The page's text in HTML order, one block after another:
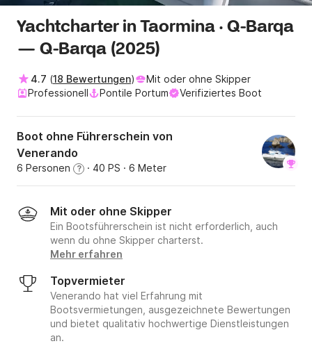
Yachtcharter in Taormina · Q-Barqa
— Q-Barqa (2025)
4.7 (18 Bewertungen)
Mit oder ohne Skipper
Professionell
Pontile Portum Verifiziertes Boot
Boot ohne Führerschein von
Venerando
6 Personen ? · 40 PS · 6 Meter
Mit oder ohne Skipper
Ein Bootsführerschein ist nicht erforderlich, auch
wenn du ohne Skipper charterst.
Mehr erfahren
Topvermieter
Venerando hat viel Erfahrung mit
Bootsvermietungen, ausgezeichnete Bewertungen
und bietet qualitativ hochwertige Dienstleistungen
an.